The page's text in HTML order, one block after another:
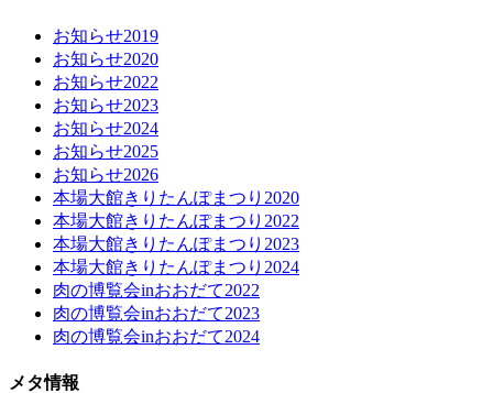
お知らせ2019
お知らせ2020
お知らせ2022
お知らせ2023
お知らせ2024
お知らせ2025
お知らせ2026
本場大館きりたんぽまつり2020
本場大館きりたんぽまつり2022
本場大館きりたんぽまつり2023
本場大館きりたんぽまつり2024
肉の博覧会inおおだて2022
肉の博覧会inおおだて2023
肉の博覧会inおおだて2024
メタ情報